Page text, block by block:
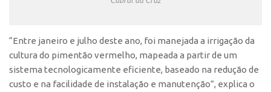
Transferência de Tecnologia
Editais de TT
PD&I
“Entre janeiro e julho deste ano, foi manejada a irrigação da
cultura do pimentão vermelho, mapeada a partir de um
sistema tecnologicamente eficiente, baseado na redução de
custo e na facilidade de instalação e manutenção”, explica o